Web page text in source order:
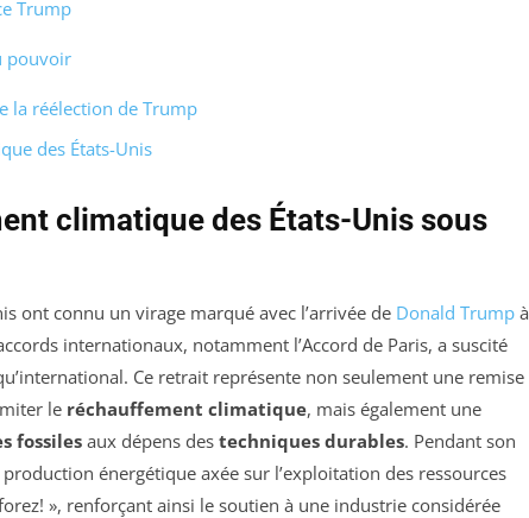
Trump
pouvoir
la réélection de Trump
des États-Unis
climatique des États-Unis sous
ont connu un virage marqué avec l’arrivée de Donald Trump à
internationaux, notamment l’Accord de Paris, a suscité
Ce retrait représente non seulement une remise
le réchauffement climatique, mais également une
fossiles aux dépens des techniques durables. Pendant son
énergétique axée sur l’exploitation des ressources
», renforçant ainsi le soutien à une industrie considérée